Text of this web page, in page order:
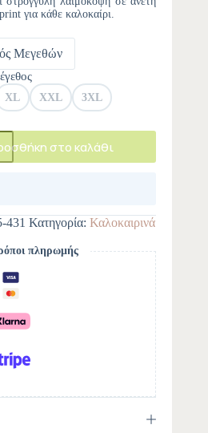
για κάθε καλοκαίρι.
Μεγεθών
XL XXL 3XL
στο καλάθι
431 Κατηγορία: Καλοκαιρινά
πληρωμής